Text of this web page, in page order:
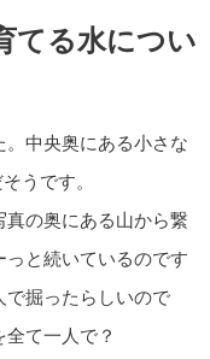
てる水につい
中央奥にある小さな
うです。
真の奥にある山から繋
と続いているのです
で掘ったらしいので
て一人で？